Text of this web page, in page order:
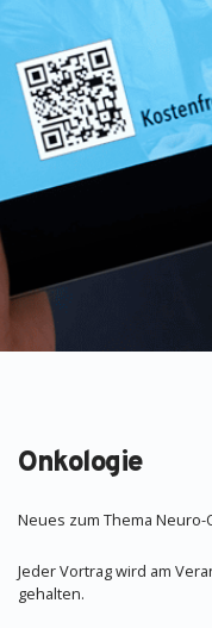
Onkologie
Neues zum Thema
Jeder Vortrag wird am
gehalten.